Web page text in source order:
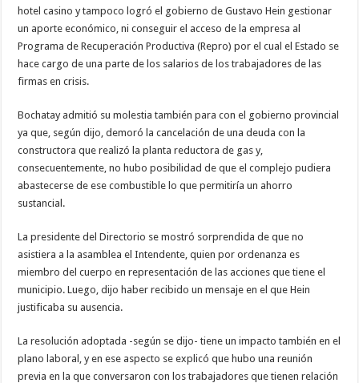
hotel casino y tampoco logró el gobierno de Gustavo Hein gestionar
un aporte económico, ni conseguir el acceso de la empresa al
Programa de Recuperación Productiva (Repro) por el cual el Estado se
hace cargo de una parte de los salarios de los trabajadores de las
firmas en crisis.
Bochatay admitió su molestia también para con el gobierno provincial
ya que, según dijo, demoró la cancelación de una deuda con la
constructora que realizó la planta reductora de gas y,
consecuentemente, no hubo posibilidad de que el complejo pudiera
abastecerse de ese combustible lo que permitiría un ahorro
sustancial.
La presidente del Directorio se mostró sorprendida de que no
asistiera a la asamblea el Intendente, quien por ordenanza es
miembro del cuerpo en representación de las acciones que tiene el
municipio. Luego, dijo haber recibido un mensaje en el que Hein
justificaba su ausencia.
La resolución adoptada -según se dijo- tiene un impacto también en el
plano laboral, y en ese aspecto se explicó que hubo una reunión
previa en la que conversaron con los trabajadores que tienen relación